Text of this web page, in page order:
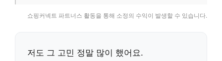
쇼핑커넥트 파트너스 활동을 통해 소정의 수익이 발생할 수 있습니다.
저도 그 고민 정말 많이 했어요.